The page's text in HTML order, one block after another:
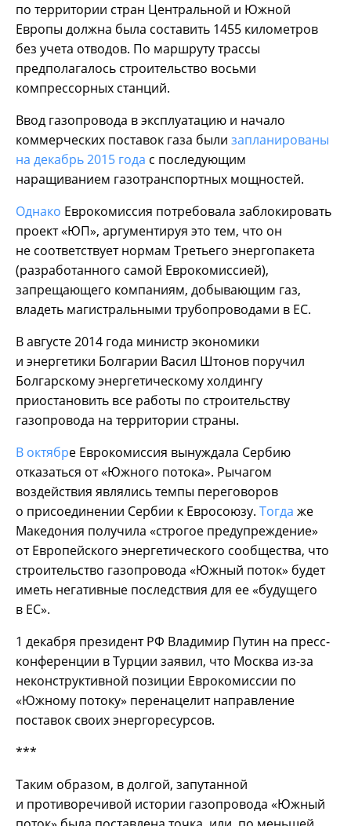
по территории стран Центральной и Южной
Европы должна была составить 1455 километров
без учета отводов. По маршруту трассы
предполагалось строительство восьми
компрессорных станций.
Ввод газопровода в эксплуатацию и начало
коммерческих поставок газа были запланированы
на декабрь 2015 года с последующим
наращиванием газотранспортных мощностей.
Однако Еврокомиссия потребовала заблокировать
проект «ЮП», аргументируя это тем, что он
не соответствует нормам Третьего энергопакета
(разработанного самой Еврокомиссией),
запрещающего компаниям, добывающим газ,
владеть магистральными трубопроводами в ЕС.
В августе 2014 года министр экономики
и энергетики Болгарии Васил Штонов поручил
Болгарскому энергетическому холдингу
приостановить все работы по строительству
газопровода на территории страны.
В октябре Еврокомиссия вынуждала Сербию
отказаться от «Южного потока». Рычагом
воздействия являлись темпы переговоров
о присоединении Сербии к Евросоюзу. Тогда же
Македония получила «строгое предупреждение»
от Европейского энергетического сообщества, что
строительство газопровода «Южный поток» будет
иметь негативные последствия для ее «будущего
в ЕС».
1 декабря президент РФ Владимир Путин на пресс-
конференции в Турции заявил, что Москва из-за
неконструктивной позиции Еврокомиссии по
«Южному потоку» перенацелит направление
поставок своих энергоресурсов.
***
Таким образом, в долгой, запутанной
и противоречивой истории газопровода «Южный